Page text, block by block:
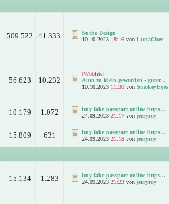
509.522 41.333
Suche Design
10.10.2023 18:16 von LunaChee
56.623 10.232
[Wbblite]
Auto zu klein geworden - guter...
10.10.2023 11:30 von SmokeyEyes
10.179 1.072
buy fake passport online https...
24.09.2023 21:17 von jerryroy
15.809 631
buy fake passport online https...
24.09.2023 21:18 von jerryroy
15.134 1.283
buy fake passport online https...
24.09.2023 21:23 von jerryroy